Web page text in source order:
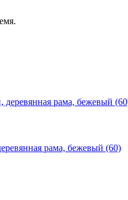
рама, бежевый (60)